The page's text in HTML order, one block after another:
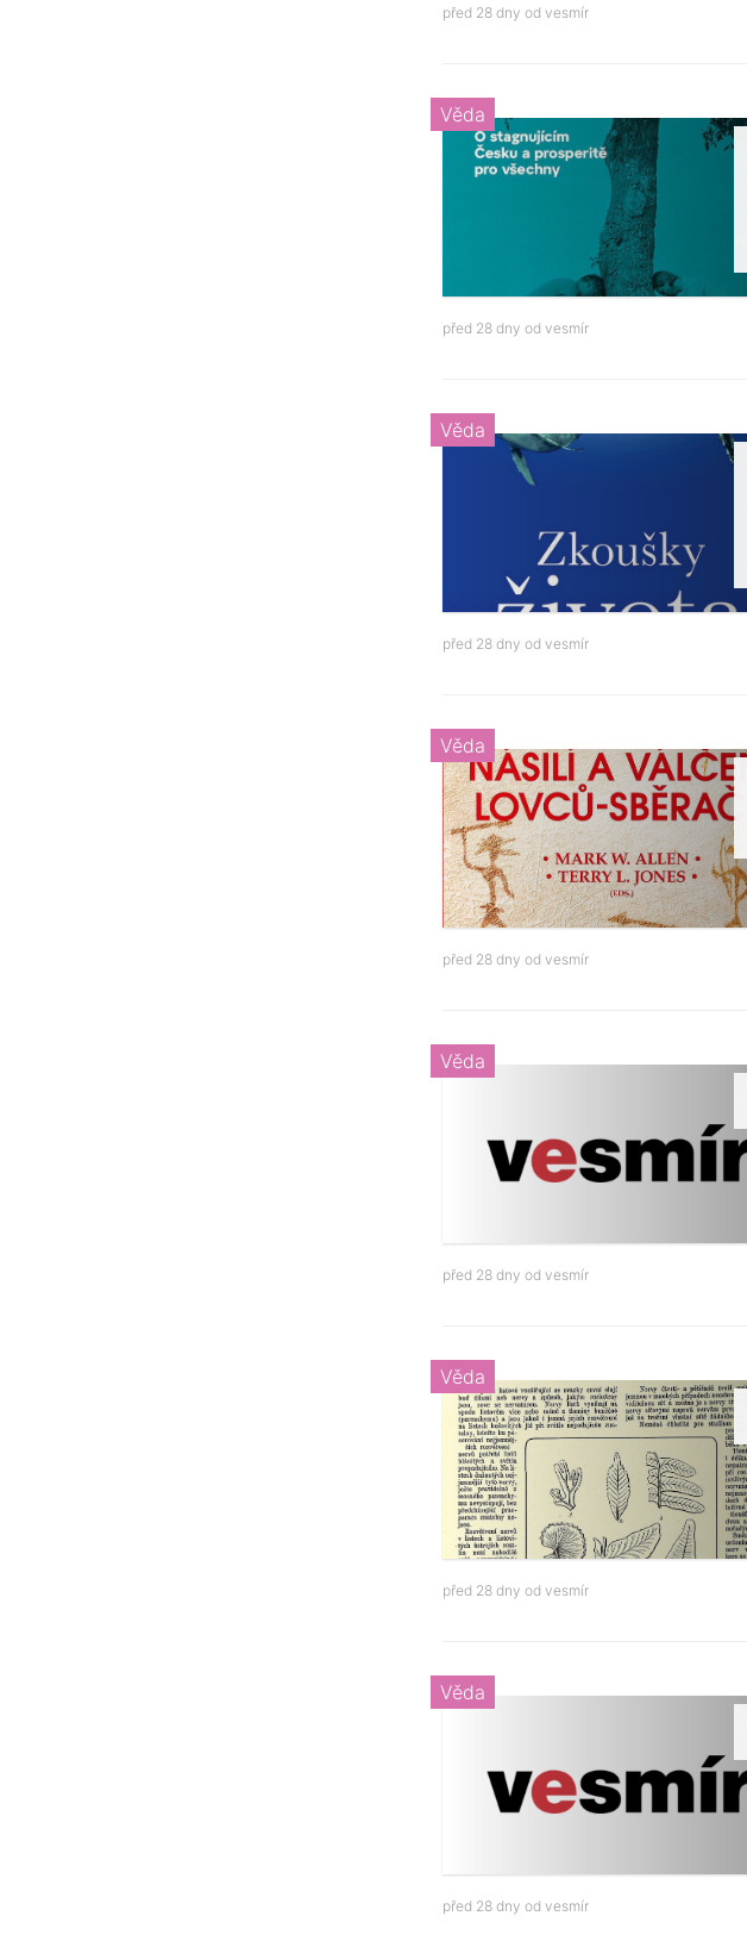
před 28 dny od vesmír
Věda
před 28 dny od vesmír
Věda
před 28 dny od vesmír
Věda
před 28 dny od vesmír
Věda
před 28 dny od vesmír
Věda
před 28 dny od vesmír
Věda
před 28 dny od vesmír